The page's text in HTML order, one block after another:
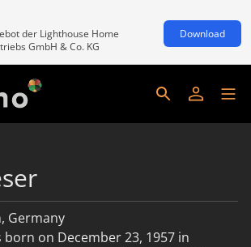
der Lighthouse Home
GmbH & Co. KG
Download
Germany
born on December 23, 1957 in